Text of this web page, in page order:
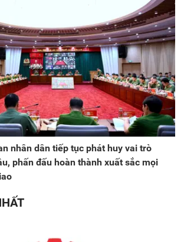
nhân dân tiếp tục phát huy vai trò
phấn đấu hoàn thành xuất sắc mọi